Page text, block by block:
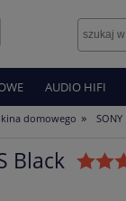
AUDIO HIFI
domowego » SONY
Black